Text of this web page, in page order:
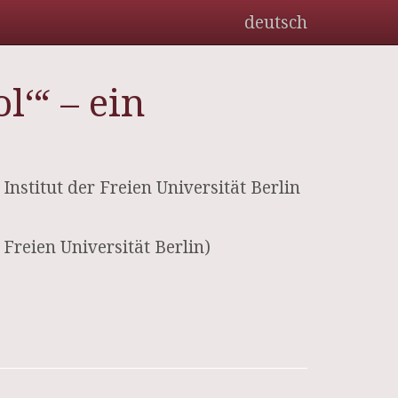
deutsch
– ein
der Freien Universität Berlin
Universität Berlin)